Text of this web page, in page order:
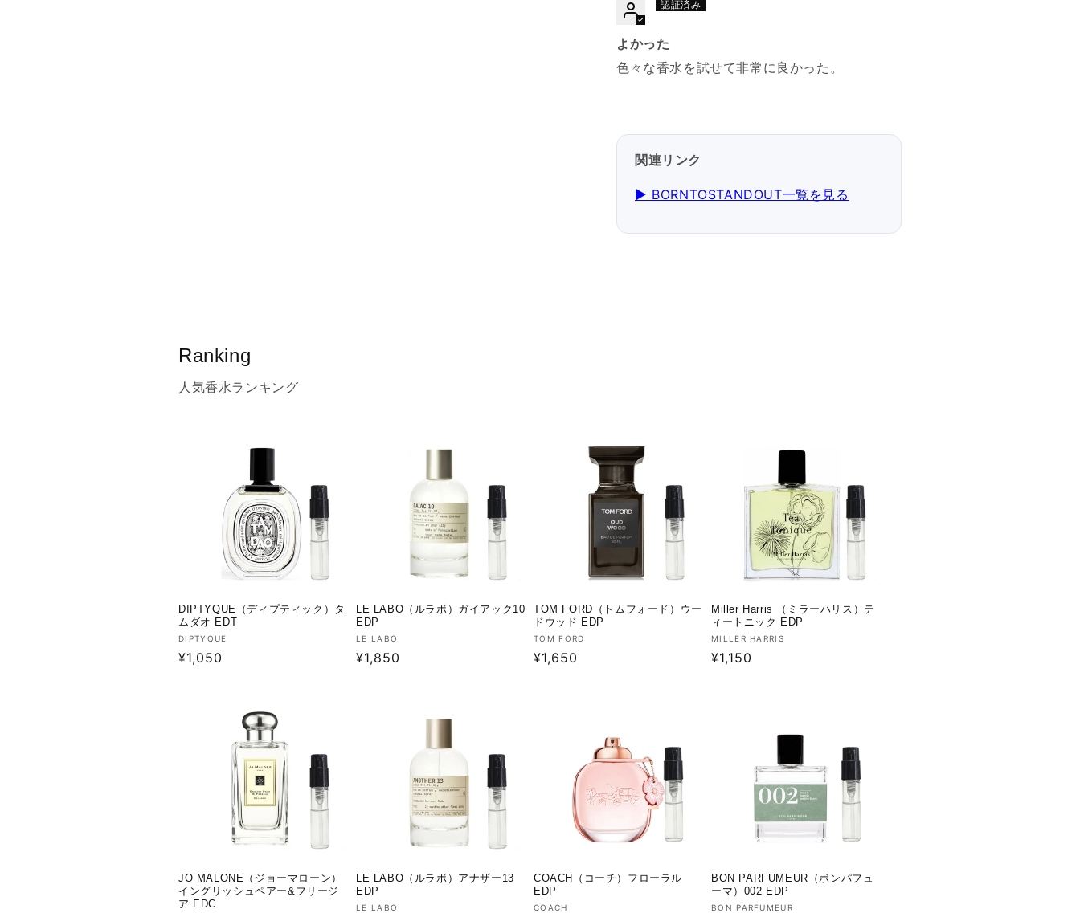
よかった
色々な香水を試せて非常に良かった。
関連リンク
▶ BORNTOSTANDOUT一覧を見る
Ranking
人気香水ランキング
DIPTYQUE（ディプティック）タ
ムダオ EDT
販
売
DIPTYQUE
通
¥1,050
LE LABO（ルラボ）ガイアック10
EDP
販
売
LE LABO
通
¥1,850
TOM FORD（トムフォード）ウー
ドウッド EDP
販
売
TOM FORD
通
¥1,650
Miller Harris （ミラーハリス）テ
ィートニック EDP
販
売
MILLER HARRIS
通
¥1,150
JO MALONE（ジョーマローン）
イングリッシュペアー&フリージ
ア EDC
LE LABO（ルラボ）アナザー13
EDP
販
LE LABO
COACH（コーチ）フローラル
EDP
販
COACH
BON PARFUMEUR（ボンパフュ
ーマ）002 EDP
販
BON PARFUMEUR